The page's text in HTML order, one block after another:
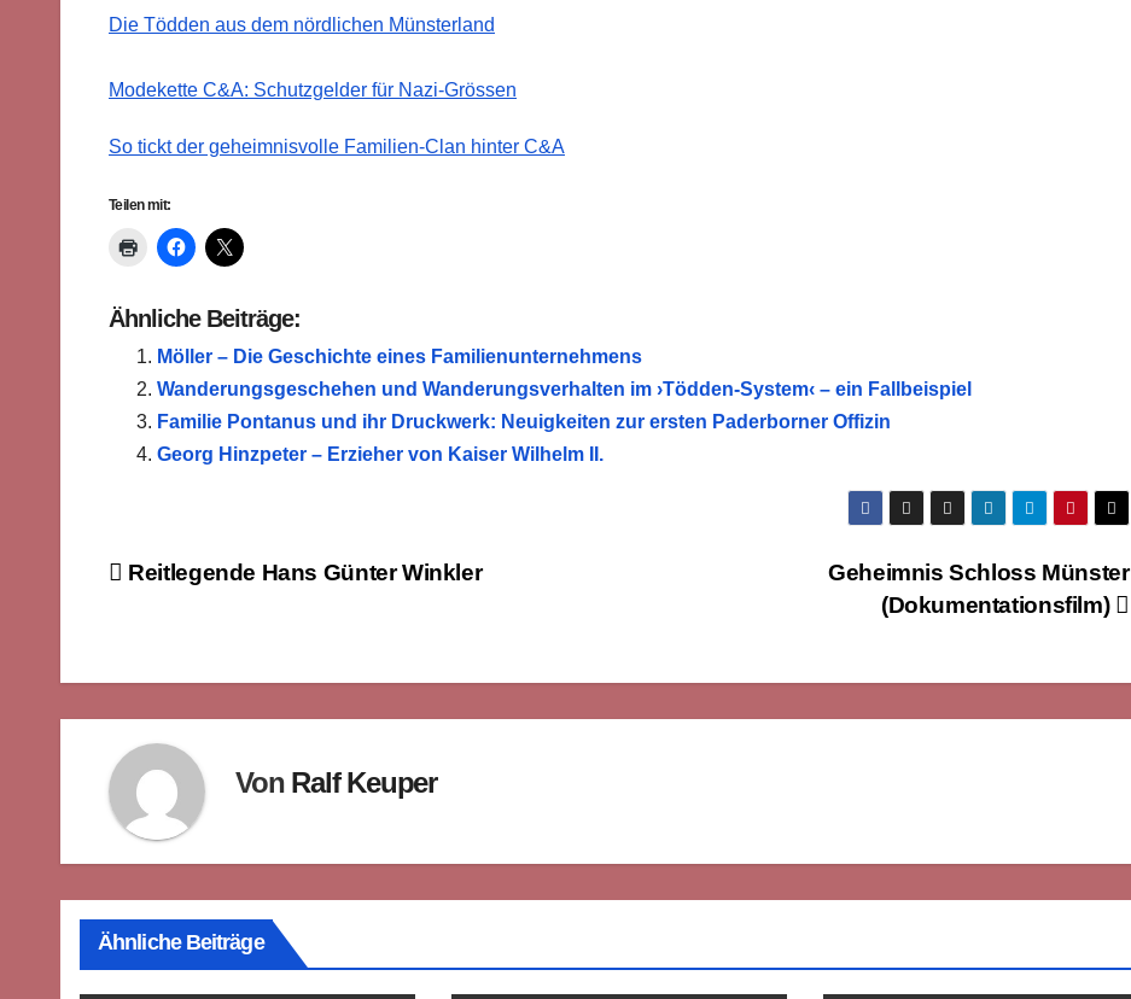
Die Tödden aus dem nördlichen Münsterland
Modekette C&A: Schutzgelder für Nazi-Grössen
So tickt der geheimnisvolle Familien-Clan hinter C&A
Teilen mit:
Ähnliche Beiträge:
Möller – Die Geschichte eines Familienunternehmens
Wanderungsgeschehen und Wanderungsverhalten im ›Tödden-System‹ – ein Fallbeispiel
Familie Pontanus und ihr Druckwerk: Neuigkeiten zur ersten Paderborner Offizin
Georg Hinzpeter – Erzieher von Kaiser Wilhelm II.
Beitragsnavigation
Geheimnis Schloss Münster
(Dokumentationsfilm)
Reitlegende Hans Günter Winkler
Von Ralf Keuper
Ähnliche Beiträge